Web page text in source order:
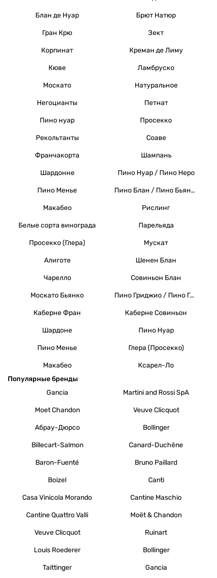
Блан де Нуар Брют Натюр
Гран Крю Зект
Корпинат Креман де Лиму
Кюве Ламбруско
Москато Натуральное
Негоцианты Петнат
Пино нуар Просекко
Рекольтанты Соаве
Франчакорта Шампань
Шардонне Пино Нуар / Пино Неро
Пино Менье Пино Блан / Пино Бьянко / Вайссер Бургундер
Макабео Рислинг
Белые сорта винограда Парельяда
Просекко (Глера) Мускат
Алиготе Шенен Блан
Чарелло Совиньон Блан
Москато Бьянко Пино Гриджио / Пино Гри
Каберне Фран Каберне Совиньон
Шардоне Пино Нуар
Пино Менье Глера (Просекко)
Макабео
Ксарел-Ло
Популярные бренды
Gancia
Martini and Rossi SpA
Moet Chandon Veuve Clicquot
Абрау-Дюрсо Bollinger
Billecart-Salmon Canard-Duchêne
Baron-Fuenté Bruno Paillard
Boizel Canti
Casa Vinicola Morando Cantine Maschio
Cantine Quattro Valli Moët & Chandon
Veuve Clicquot Ruinart
Louis Roederer Bollinger
Taittinger Gancia